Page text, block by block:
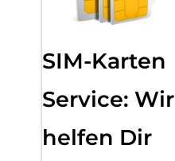
SIM-Karten
Service: Wir
helfen Dir